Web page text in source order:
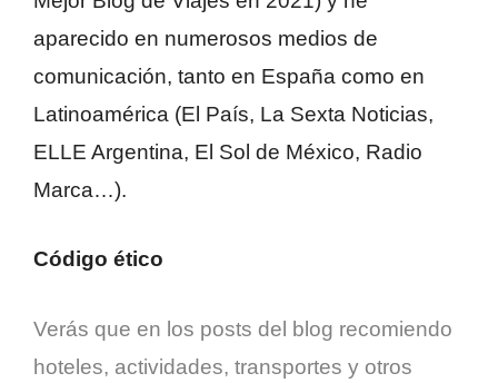
aparecido en numerosos medios de
comunicación, tanto en España como en
Latinoamérica (El País, La Sexta Noticias,
ELLE Argentina, El Sol de México, Radio
Marca…).
Código ético
Verás que en los posts del blog recomiendo
hoteles, actividades, transportes y otros